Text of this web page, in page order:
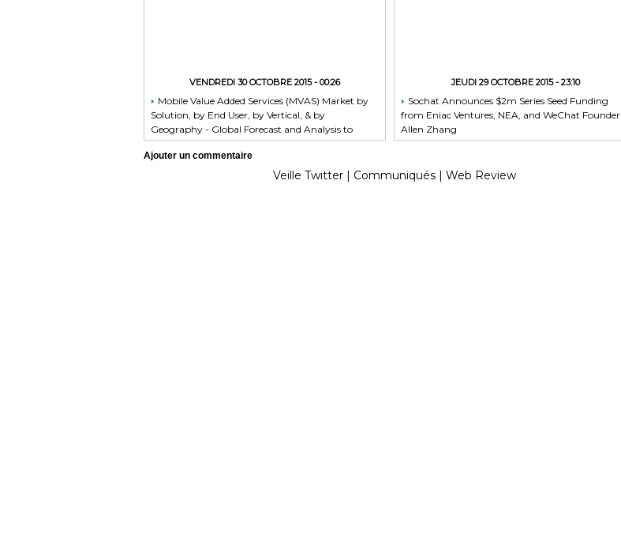
VENDREDI 30 OCTOBRE 2015 - 00:26
Mobile Value Added Services (MVAS) Market by
Solution, by End User, by Vertical, & by
Geography - Global Forecast and Analysis to
2020 - Reportlinker Review
JEUDI 29 OCTOBRE 2015 - 23:10
Sochat Announces $2m Series Seed Funding
from Eniac Ventures, NEA, and WeChat Founder
Allen Zhang
Ajouter un commentaire
Veille Twitter | Communiqués | Web Review